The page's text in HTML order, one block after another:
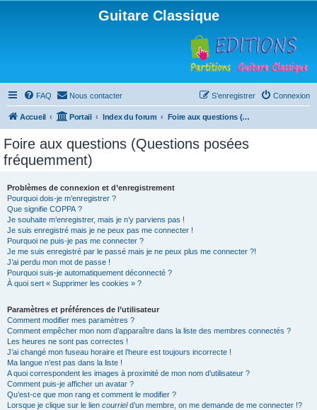
Guitare Classique
FAQ Nous contacter Connexion
S’enregistrer
Accueil Portail Index du forum Foire aux questions (Questions posées fréquemment)
Foire aux questions (Questions posées
fréquemment)
Problèmes de connexion et d’enregistrement
Pourquoi dois-je m’enregistrer ?
Que signifie COPPA ?
Je souhaite m’enregistrer, mais je n’y parviens pas !
Je suis enregistré mais je ne peux pas me connecter !
Pourquoi ne puis-je pas me connecter ?
Je me suis enregistré par le passé mais je ne peux plus me connecter ?!
J’ai perdu mon mot de passe !
Pourquoi suis-je automatiquement déconnecté ?
À quoi sert « Supprimer les cookies » ?
Paramètres et préférences de l’utilisateur
Comment modifier mes paramètres ?
Comment empêcher mon nom d’apparaître dans la liste des membres connectés ?
Les heures ne sont pas correctes !
J’ai changé mon fuseau horaire et l’heure est toujours incorrecte !
Ma langue n’est pas dans la liste !
A quoi correspondent les images à proximité de mon nom d’utilisateur ?
Comment puis-je afficher un avatar ?
Qu’est-ce que mon rang et comment le modifier ?
Lorsque je clique sur le lien courrield’un membre, on me demande de me connecter !?